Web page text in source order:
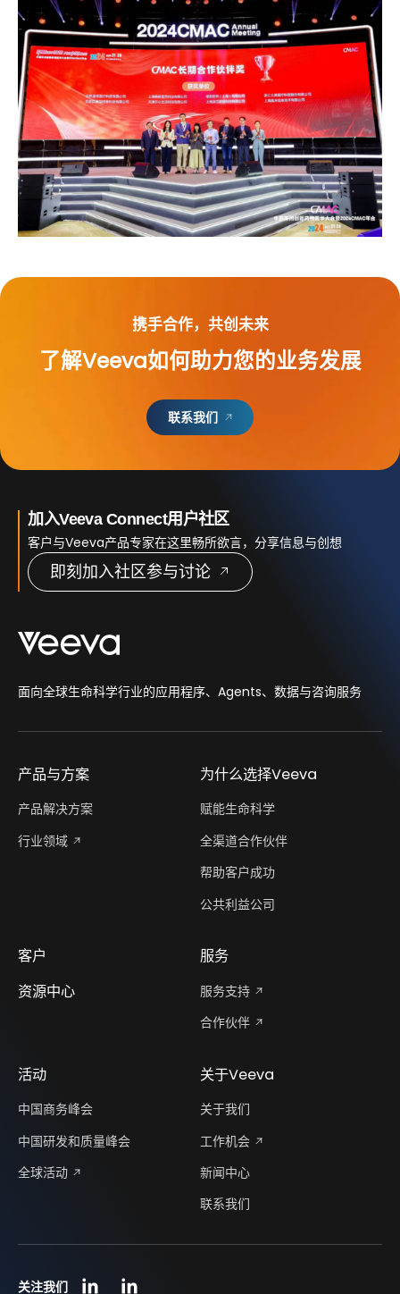
携手合作，共创未来
了解Veeva如何助力您的业务发展
联系我们
加入Veeva Connect用户社区
客户与Veeva产品专家在这里畅所欲言，分享信息与创想
即刻加入社区参与讨论
面向全球生命科学行业的应用程序、Agents、数据与咨询服务
产品与方案
产品解决方案
行业领域
为什么选择Veeva
赋能生命科学
全渠道合作伙伴
帮助客户成功
公共利益公司
客户
资源中心
服务
服务支持
合作伙伴
活动
中国商务峰会
中国研发和质量峰会
全球活动
关于Veeva
关于我们
工作机会
新闻中心
联系我们
关注我们